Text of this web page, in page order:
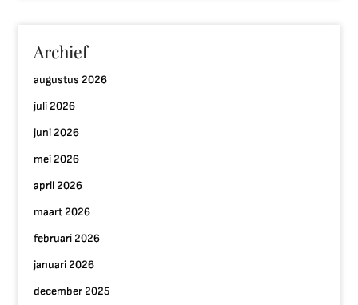
Archief
augustus 2026
juli 2026
juni 2026
mei 2026
april 2026
maart 2026
februari 2026
januari 2026
december 2025